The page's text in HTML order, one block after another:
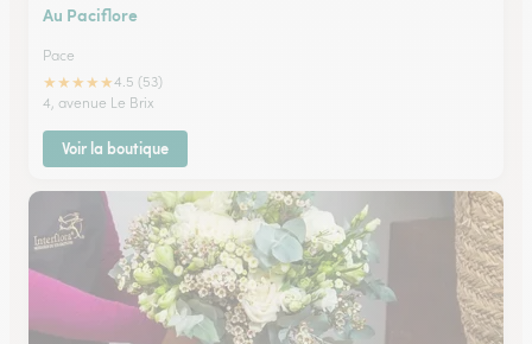
Au Paciflore
Pace
★★★★★4.5 (53)
4, avenue Le Brix
Voir la boutique